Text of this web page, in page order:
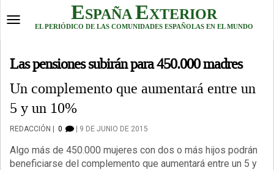
to Toggle
ESPAÑA EXTERIOR
EL PERIÓDICO DE LAS COMUNIDADES ESPAÑOLAS EN EL MUNDO
Las pensiones subirán para 450.000 madres
Un complemento que aumentará entre un
5 y un 10%
REDACCIÓN 0 9 DE JUNIO DE 2015
Algo más de 450.000 mujeres con dos o más hijos podrán
beneficiarse del complemento que aumentará entre un 5 y